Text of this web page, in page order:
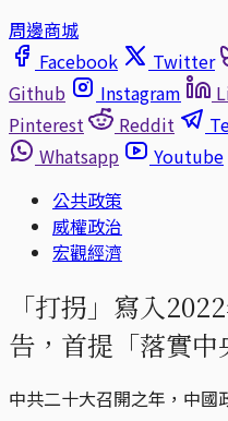
周邊商城
Facebook
Twitter
Github
Instagram
Pinterest
Reddit
Whatsapp
Youtube
公共政策
威權政治
宏觀經濟
「打拐」寫入
告，首提「落實中
中共二十大召開之年，中國